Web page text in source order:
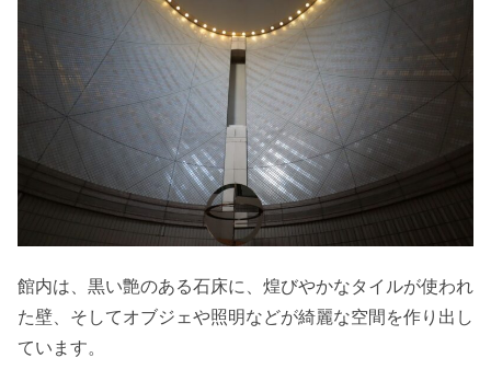
館内は、黒い艶のある石床に、煌びやかなタイルが使われ
た壁、そしてオブジェや照明などが綺麗な空間を作り出し
ています。